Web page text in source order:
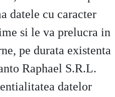
datele cu caracter
si le va prelucra in
pe durata existenta
Raphael S.R.L.
datelor